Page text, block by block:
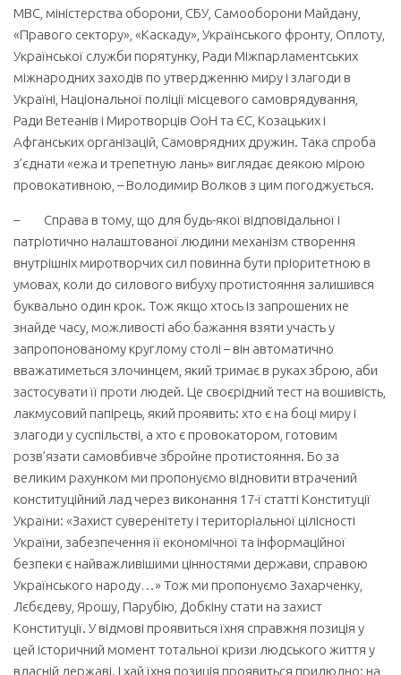
МВС, міністерства оборони, СБУ, Самооборони Майдану,
«Правого сектору», «Каскаду», Українського фронту, Оплоту,
Української служби порятунку, Ради Міжпарламентських
міжнародних заходів по утвердженню миру і злагоди в
Україні, Національної поліції місцевого самоврядування,
Ради Ветеанів і Миротворців ОоН та ЄС, Козацьких і
Афганських організацій, Самоврядних дружин. Така спроба
з’єднати «ежа и трепетную лань» виглядає деякою мірою
провокативною, – Володимир Волков з цим погоджується.
– Справа в тому, що для будь-якої відповідальної і
патріотично налаштованої людини механізм створення
внутрішніх миротворчих сил повинна бути пріоритетною в
умовах, коли до силового вибуху протистояння залишився
буквально один крок. Тож якщо хтось із запрошених не
знайде часу, можливості або бажання взяти участь у
запропонованому круглому столі – він автоматично
вважатиметься злочинцем, який тримає в руках зброю, аби
застосувати її проти людей. Це своєрідний тест на вошивість,
лакмусовий папірець, який проявить: хто є на боці миру і
злагоди у суспільстві, а хто є провокатором, готовим
розв’язати самовбивче збройне протистояння. Бо за
великим рахунком ми пропонуємо відновити втрачений
конституційний лад через виконання 17-ї статті Конституції
України: «Захист суверенітету і територіальної цілісності
України, забезпечення її економічної та інформаційної
безпеки є найважливішими цінностями держави, справою
Українського народу…» Тож ми пропонуємо Захарченку,
Лєбєдеву, Ярошу, Парубію, Добкіну стати на захист
Конституції. У відмові проявиться їхня справжня позиція у
цей історичний момент тотальної кризи людського життя у
власній державі. І хай їхня позиція проявиться прилюдно: на